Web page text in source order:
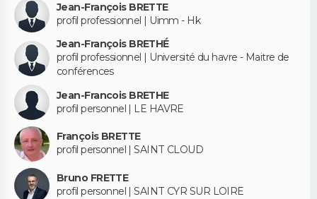
Jean-François BRETTE
profil professionnel | Uimm - Hk
Jean-François BRETHÉ
profil professionnel | Université du havre - Maitre de
conférences
Jean-Francois BRETHE
profil personnel | LE HAVRE
François BRETTE
profil personnel | SAINT CLOUD
Bruno FRETTE
profil personnel | SAINT CYR SUR LOIRE